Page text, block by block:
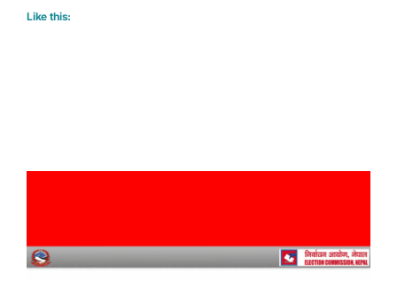
Like this: